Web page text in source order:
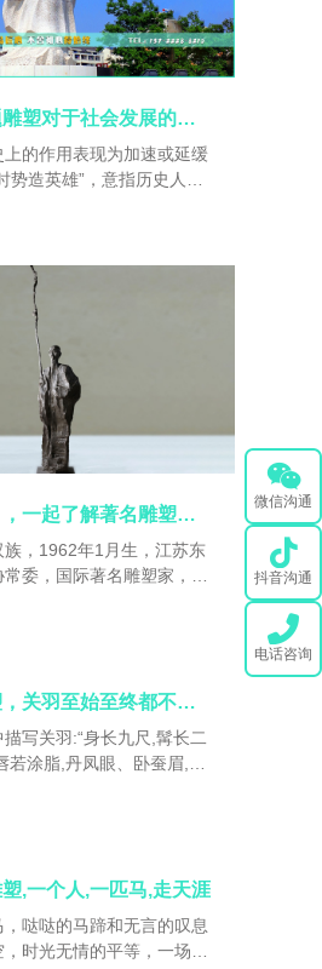
历史人物主题雕塑对于社会发展的意义
上的作用表现为加速或延缓
势造英雄”，意指历史人物
定代表一定的群体或阶级的
史发展的必然趋势而言，历
能是个别人的作用，只能够
的一定进程，但不能改变历
向。历史人物能否起到推动
，取决于他们的思想、行为
规律和人民群众的根本利
博物馆雕像，，一起了解著名雕塑家吴为山的生平
族，1962年1月生，江苏东
委，国际著名雕塑家，法
、十二届民盟中央常委，
。中国美术家协会副主席 ，
会主席，住建部全国城市
文联全委会委员，全国宣
一批人才暨文化名家”，享
津贴专家，全国艺术专业
导委员会美术设计分委员
关公主题雕塑，关羽至始至终都不失英雄的本色。
描写关羽:“身长九尺,髯长二
若涂脂,丹凤眼、卧蚕眉,相
,一个人,一匹马,走天涯
哒哒的马蹄和无言的叹息
时光无情的平等，一场生
微信沟通
抖音沟通
电话咨询